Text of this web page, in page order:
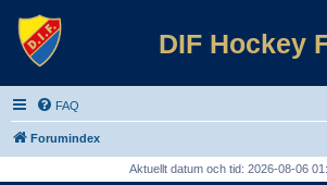
DIF Hockey
FAQ
Forumindex
Aktuellt datum och tid: 2026-08-06